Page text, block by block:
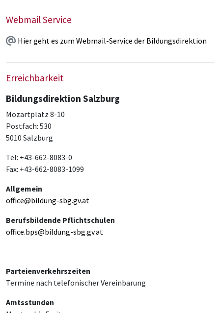
Webmail Service
Hier geht es zum Webmail-Service der Bildungsdirektion
Erreichbarkeit
Bildungsdirektion Salzburg
Mozartplatz 8-10
Postfach: 530
5010 Salzburg
Tel: +43-662-8083-0
Fax: +43-662-8083-1099
Allgemein
office@bildung-sbg.gv.at
Berufsbildende Pflichtschulen
office.bps@bildung-sbg.gv.at
Parteienverkehrszeiten
Termine nach telefonischer Vereinbarung
Amtsstunden